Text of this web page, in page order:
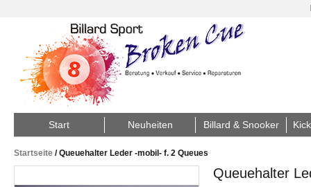
Start Neuheiten Billard & Snooker
Startseite /Queuehalter Leder -mobil- f. 2 Queues
Queuehalter